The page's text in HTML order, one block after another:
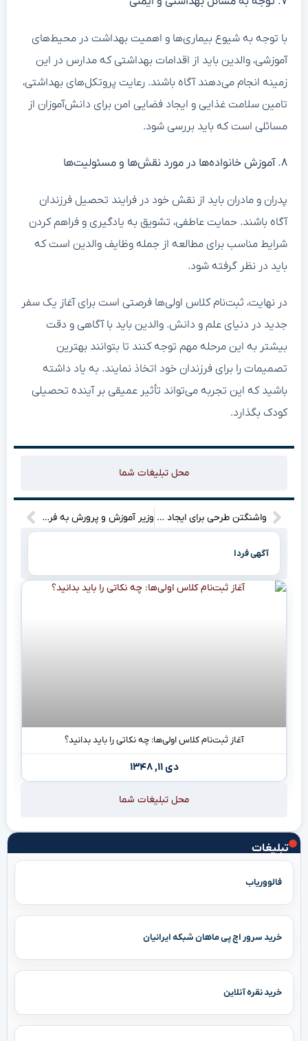
تبلیغات
فالووریاب
خرید سرور اچ پی ماهان شبکه ایرانیان
خرید نقره آنلاین
با توجه به شیوع بیماری‌ها و اهمیت بهداشت در محیط‌های
آموزشی، والدین باید از اقدامات بهداشتی که مدارس در این
زمینه انجام می‌دهند آگاه باشند. رعایت پروتکل‌های بهداشتی،
تامین سلامت غذایی و ایجاد فضایی امن برای دانش‌آموزان از
مسائلی است که باید بررسی شود.
۸. آموزش خانواده‌ها در مورد نقش‌ها و مسئولیت‌ها
پدران و مادران باید از نقش خود در فرایند تحصیل فرزندان
آگاه باشند. حمایت عاطفی، تشویق به یادگیری و فراهم کردن
شرایط مناسب برای مطالعه از جمله وظایف والدین است که
باید در نظر گرفته شود.
در نهایت، ثبت‌نام کلاس اولی‌ها فرصتی است برای آغاز یک سفر
جدید در دنیای علم و دانش. والدین باید با آگاهی و دقت
بیشتر به این مرحله مهم توجه کنند تا بتوانند بهترین
تصمیمات را برای فرزندان خود اتخاذ نمایند. به یاد داشته
باشید که این تجربه می‌تواند تأثیر عمیقی بر آینده تحصیلی
کودک بگذارد.
محل تبلیغات شما
واشنگتن طرحی برای ایجاد دولتی موقت به رهبری یک مقام آمریکایی در غزه دارد! جزئیات این طرح چه هستند؟ وزیر آموزش و پرورش به فرهنگیان چه وعده‌هایی داد؟ جوایزی که در راه است!
آگهی فردا
آغاز ثبت‌نام کلاس اولی‌ها: چه نکاتی را باید بدانید؟
دی ۱۱, ۱۳۴۸
محل تبلیغات شما